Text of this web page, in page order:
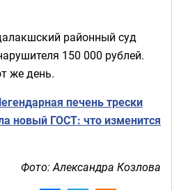
районный суд
150 000 рублей.
же день.
печень трески
новый ГОСТ: что изменится
Фото: Александра Козлова